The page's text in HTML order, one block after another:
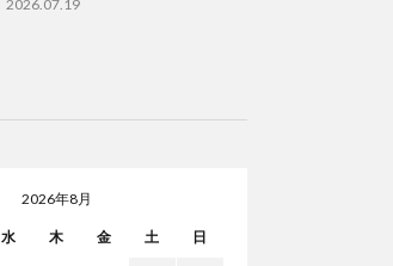
2026.07.19
2026年8月
水 木 金 土 日